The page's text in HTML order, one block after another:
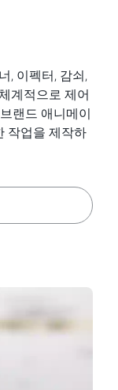
, 이펙터, 감쇠,
계적으로 제어
랜드 애니메이
작업을 제작하